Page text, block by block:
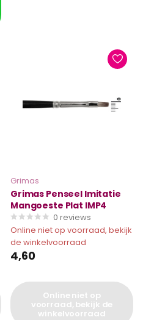
Grimas
Grimas Penseel Imitatie
Mangoeste Plat IMP4
0 reviews
Online niet op voorraad, bekijk
de winkelvoorraad
4,60
Online niet op
voorraad, bekijk de
winkelvoorraad